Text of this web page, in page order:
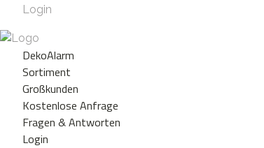
Login
DekoAlarm
Sortiment
Großkunden
Kostenlose Anfrage
Fragen & Antworten
Login